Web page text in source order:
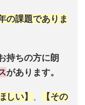
の課題でありま
持ちの方に朗
があります。
しい】 、
【その